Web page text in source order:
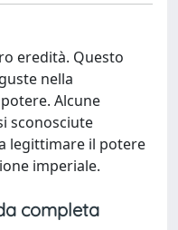
eredità. Questo
nella
Alcune
sconosciute
legittimare il potere
imperiale.
completa